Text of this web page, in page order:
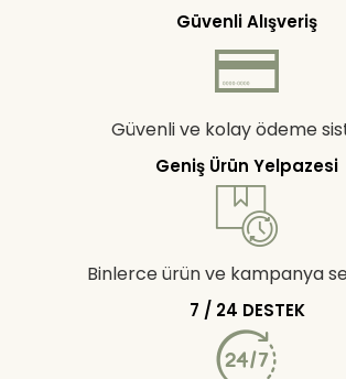
Güvenli Alışveriş
Güvenli ve kolay ödeme
Geniş Ürün Yelpazesi
Binlerce ürün ve kampanya
7 / 24 DESTEK